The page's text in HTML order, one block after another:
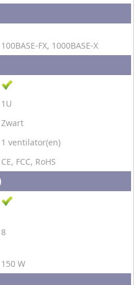
100BASE-FX, 1000BASE-X
1U
Zwart
1 ventilator(en)
CE, FCC, RoHS
8
150 W